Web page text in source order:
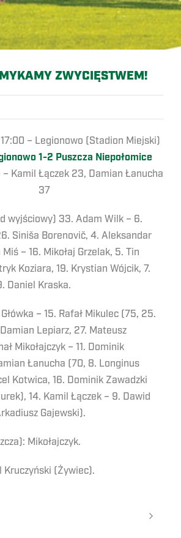
ZWYCIĘSTWEM!
– Legionowo (Stadion Miejski)
1-2 Puszcza Niepołomice
– Kamil Łączek 23, Damian Łanucha
37
wyjściowy) 33. Adam Wilk – 6.
Siniša Borenovič, 4. Aleksandar
– 16. Mikołaj Grzelak, 5. Tin
Koziara, 19. Krystian Wójcik, 7.
Daniel Kraska.
– 15. Rafał Mikulec (75, 25.
Lepiarz, 27. Mateusz
Mikołajczyk – 11. Dominik
Łanucha (70, 8. Longinus
Kotwica, 16. Dominik Zawadzki
14. Kamil Łączek – 9. Dawid
Gajewski).
Mikołajczyk.
Kruczyński (Żywiec).